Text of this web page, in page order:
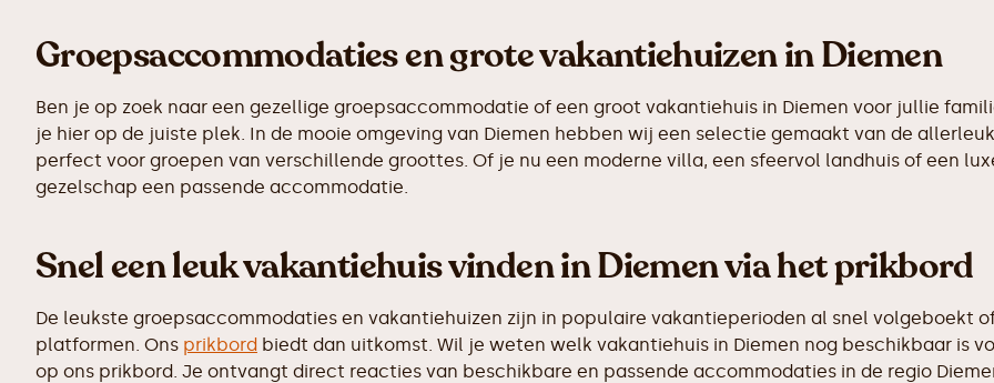
Groepsaccommodaties en grote vakantiehuizen in Diemen
Ben je op zoek naar een gezellige groepsaccommodatie of een groot vakantiehuis in Diemen voor jullie
je hier op de juiste plek. In de mooie omgeving van Diemen hebben wij een selectie gemaakt van de
perfect voor groepen van verschillende groottes. Of je nu een moderne villa, een sfeervol landhuis of een
gezelschap een passende accommodatie.
Snel een leuk vakantiehuis vinden in Diemen via het prikbord
De leukste groepsaccommodaties en vakantiehuizen zijn in populaire vakantieperioden al snel volgeboekt
platformen. Ons prikbord biedt dan uitkomst. Wil je weten welk vakantiehuis in Diemen nog beschikbaar is
op ons prikbord. Je ontvangt direct reacties van beschikbare en passende accommodaties in de regio